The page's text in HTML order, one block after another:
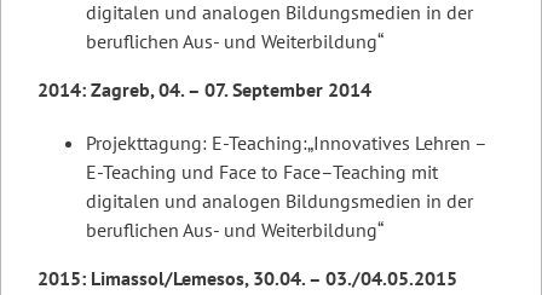
digitalen und analogen Bildungsmedien in der
beruflichen Aus- und Weiterbildung“
2014: Zagreb, 04. – 07. September 2014
Projekttagung: E-Teaching:„Innovatives Lehren –
E-Teaching und Face to Face–Teaching mit
digitalen und analogen Bildungsmedien in der
beruflichen Aus- und Weiterbildung“
2015: Limassol/Lemesos, 30.04. – 03./04.05.2015